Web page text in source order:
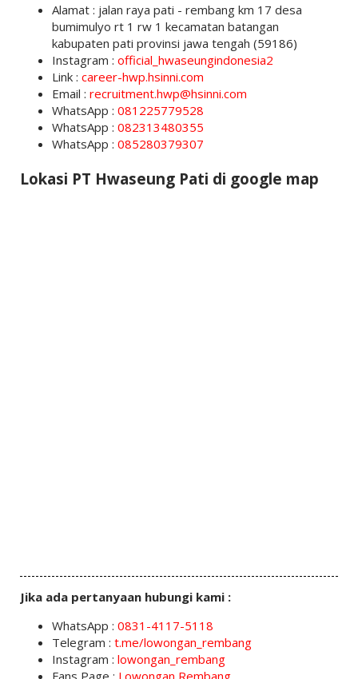
Alamat : jalan raya pati - rembang km 17 desa
bumimulyo rt 1 rw 1 kecamatan batangan
kabupaten pati provinsi jawa tengah (59186)
Instagram : official_hwaseungindonesia2
Link : career-hwp.hsinni.com
Email : recruitment.hwp@hsinni.com
WhatsApp : 081225779528
WhatsApp : 082313480355
WhatsApp : 085280379307
Lokasi PT Hwaseung Pati di google map
Jika ada pertanyaan hubungi kami :
WhatsApp : 0831-4117-5118
Telegram : t.me/lowongan_rembang
Instagram : lowongan_rembang